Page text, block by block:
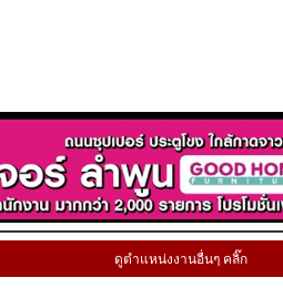
ดูตำแหน่งงานอื่นๆ คลิ๊ก